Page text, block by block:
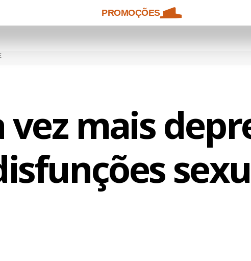
PROMOÇÕES
vez mais